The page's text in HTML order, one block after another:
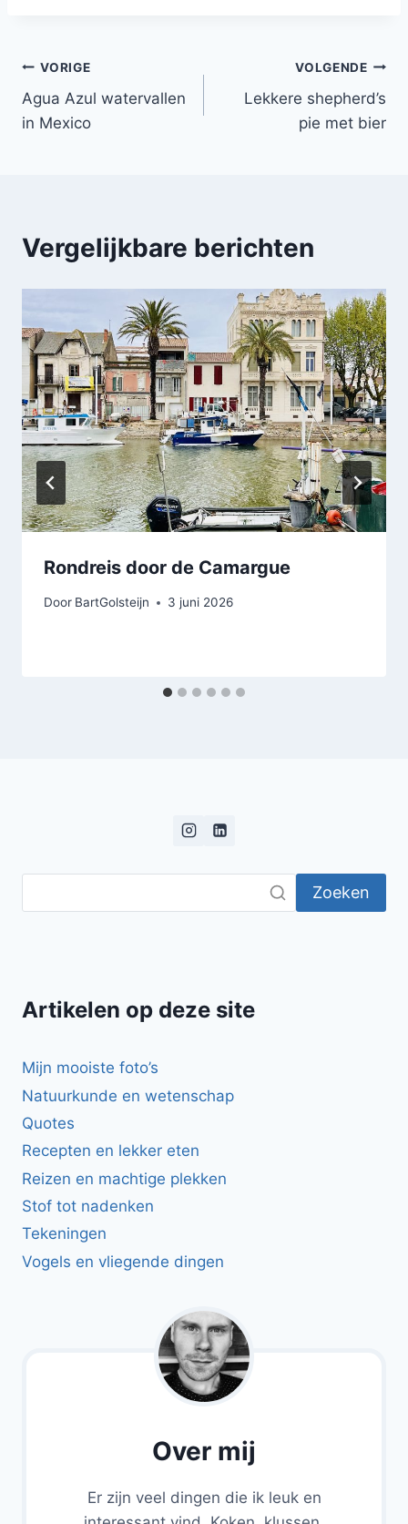
Bericht
navigatie
VORIGE
Agua Azul watervallen
in Mexico
VOLGENDE
Lekkere shepherd’s
pie met bier
Vergelijkbare berichten
Rondreis door de Camargue
Door BartGolsteijn 3 juni 2026
Zoeken
Artikelen op deze site
Mijn mooiste foto’s
Natuurkunde en wetenschap
Quotes
Recepten en lekker eten
Reizen en machtige plekken
Stof tot nadenken
Tekeningen
Vogels en vliegende dingen
Over mij
Er zijn veel dingen die ik leuk en